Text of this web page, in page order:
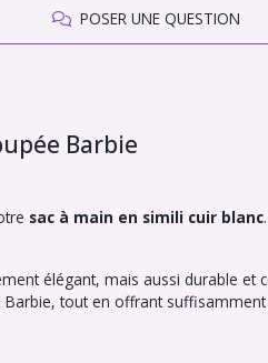
POSER UNE QUESTION
Barbie
sac à main en simili cuir blanc
élégant, mais aussi durable et
tout en offrant